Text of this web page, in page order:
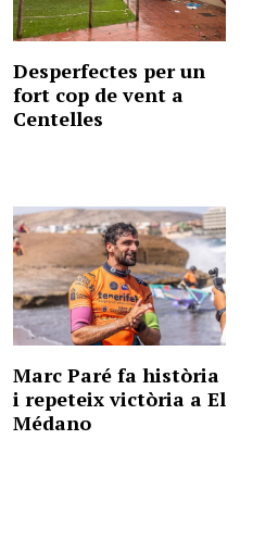
Desperfectes per un
fort cop de vent a
Centelles
Marc Paré fa història
i repeteix victòria a El
Médano